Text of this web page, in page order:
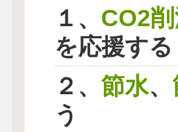
１、 CO2
を応援する
２、 節水、
う